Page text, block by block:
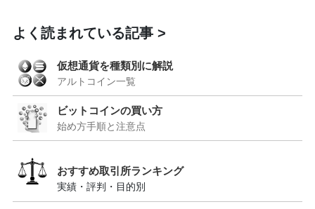
よく読まれている記事
仮想通貨を種類別に解説
アルトコイン一覧
ビットコインの買い方
始め方手順と注意点
おすすめ取引所ランキング
実績・評判・目的別